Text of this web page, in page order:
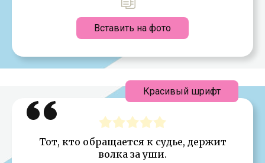
Вставить на фото
Тот, кто обращается к судье, держит
волка за уши.
Красивый шрифт